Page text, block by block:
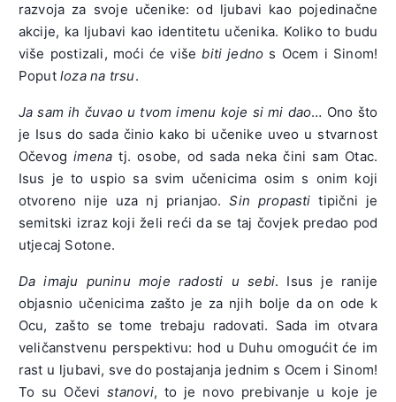
razvoja za svoje učenike: od ljubavi kao pojedinačne
akcije, ka ljubavi kao identitetu učenika. Koliko to budu
više postizali, moći će višebiti jedno s Ocem i Sinom!
Poputloza na trsu.
Ja sam ih čuvao u tvom imenu koje si mi dao… Ono što
je Isus do sada činio kako bi učenike uveo u stvarnost
Očevogimena tj. osobe, od sada neka čini sam Otac.
Isus je to uspio sa svim učenicima osim s onim koji
otvoreno nije uza nj prianjao.Sin propasti tipični je
semitski izraz koji želi reći da se taj čovjek predao pod
utjecaj Sotone.
Da imaju puninu moje radosti u sebi. Isus je ranije
objasnio učenicima zašto je za njih bolje da on ode k
Ocu, zašto se tome trebaju radovati. Sada im otvara
veličanstvenu perspektivu: hod u Duhu omogućit će im
rast u ljubavi, sve do postajanja jednim s Ocem i Sinom!
To su Očevistanovi, to je novo prebivanje u koje je